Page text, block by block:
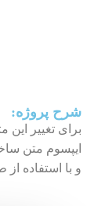
شرح پروژه:
برای تغییر
ایپسوم متن
و با استفاده